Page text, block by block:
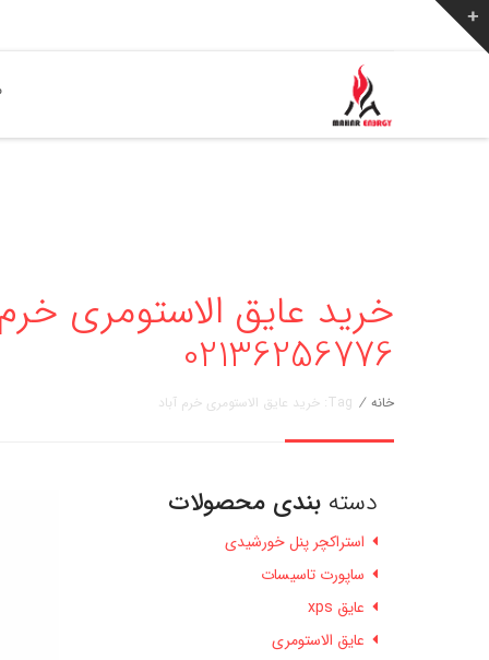
خرید عایق الاستومری خرم
02136256776
خانه / Tag: خرید عایق الاستومری خرم آباد
دسته بندی محصولات
استراکچر پنل خورشیدی
ساپورت تاسیسات
عایق xps
عایق الاستومری